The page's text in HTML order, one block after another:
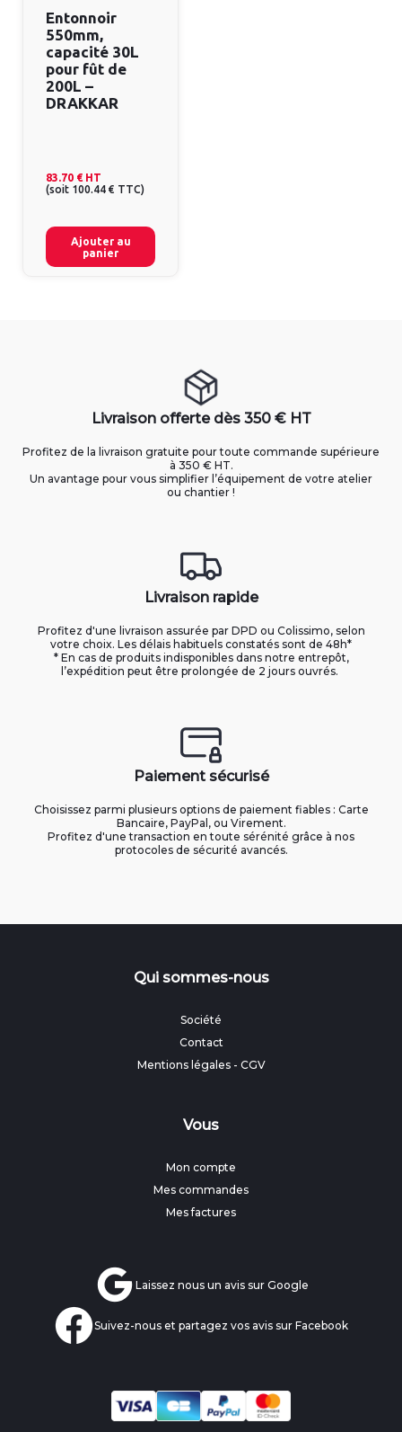
Entonnoir
550mm,
capacité 30L
pour fût de
200L –
DRAKKAR
83.70 € HT
(soit 100.44 € TTC)
Ajouter au
panier
Livraison offerte dès 350 € HT
Profitez de la livraison gratuite pour toute commande supérieure
à 350 € HT.
Un avantage pour vous simplifier l’équipement de votre atelier
ou chantier !
Livraison rapide
Profitez d'une livraison assurée par DPD ou Colissimo, selon
votre choix. Les délais habituels constatés sont de 48h*
* En cas de produits indisponibles dans notre entrepôt,
l’expédition peut être prolongée de 2 jours ouvrés.
Paiement sécurisé
Choisissez parmi plusieurs options de paiement fiables : Carte
Bancaire, PayPal, ou Virement.
Profitez d'une transaction en toute sérénité grâce à nos
protocoles de sécurité avancés.
Qui sommes-nous
Société
Contact
Mentions légales- CGV
Vous
Mon compte
Mes commandes
Mes factures
Laissez nous un avis sur Google
Suivez-nous et partagez vos avis sur Facebook